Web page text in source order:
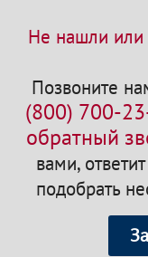
Не нашли
Позвоните
(800) 700-
обратный
вами,
подобрать